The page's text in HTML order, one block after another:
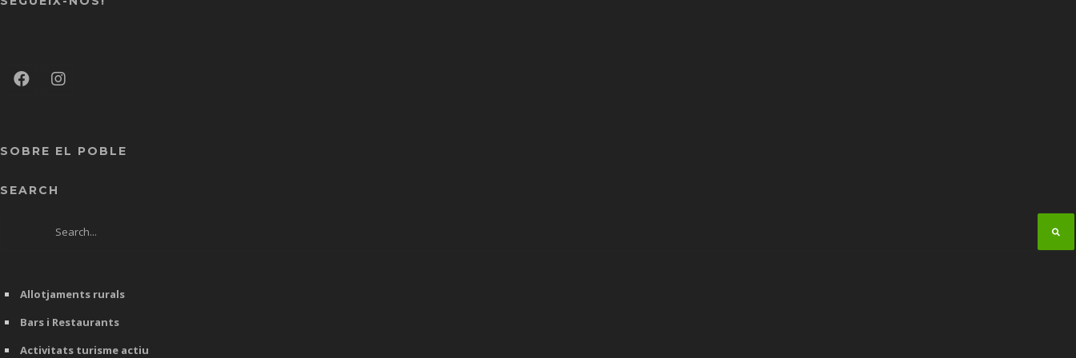
SOBRE EL POBLE
SEARCH
Allotjaments rurals
Bars i Restaurants
Activitats turisme actiu